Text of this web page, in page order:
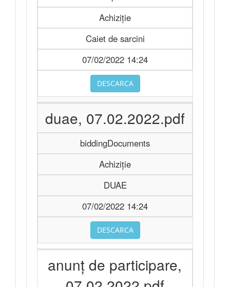
Achiziție
Caiet de sarcini
07/02/2022 14:24
DESCARCA
duae, 07.02.2022.pdf
biddingDocuments
Achiziție
DUAE
07/02/2022 14:24
DESCARCA
anunț de participare,